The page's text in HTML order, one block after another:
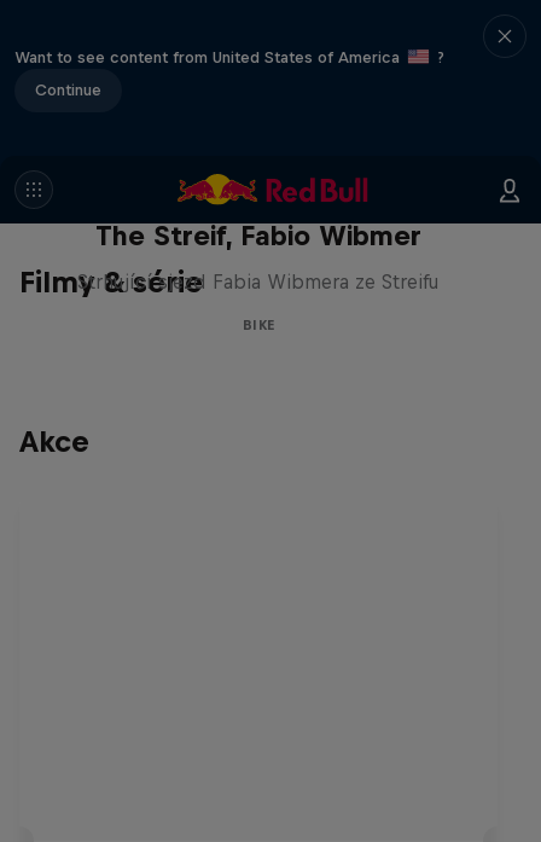
Want to see content from United States of America
?
Continue
Filmy & série
The Streif, Fabio Wibmer
Strhující sjezd Fabia Wibmera ze Streifu
BIKE
Akce